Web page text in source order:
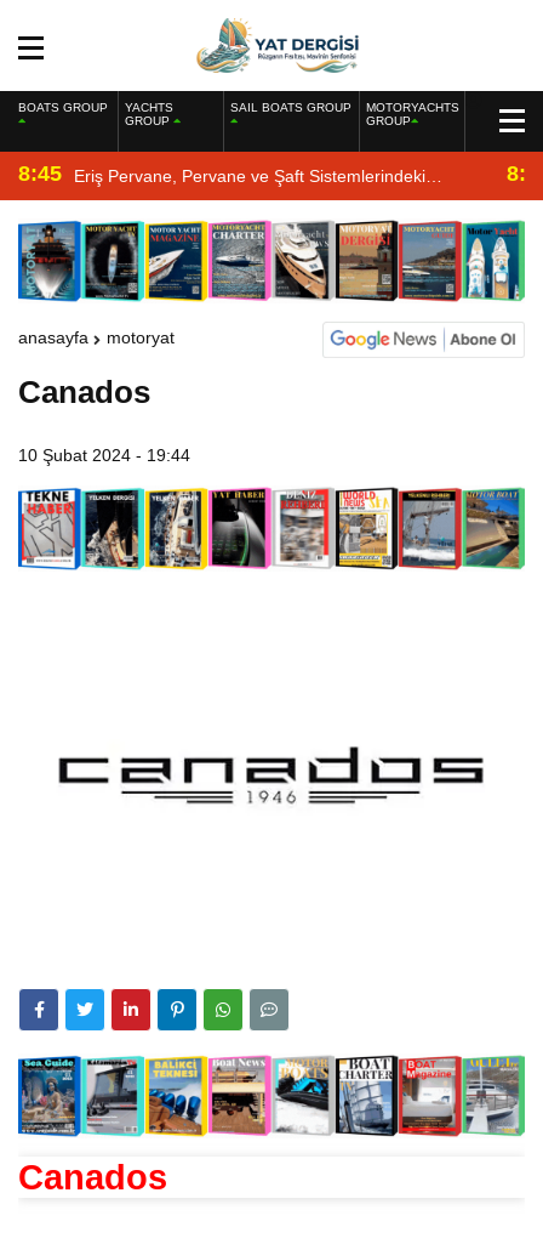
BOATS GROUP
YACHTS
GROUP
SAIL BOATS GROUP
MOTORYACHTS
GROUP
8:45 Eriş Pervane, Pervane ve Şaft Sistemlerindeki
Uzmanlığıyla Yat Dergisi’nde
anasayfa motoryat
Canados
10 Şubat 2024 - 19:44
Canados